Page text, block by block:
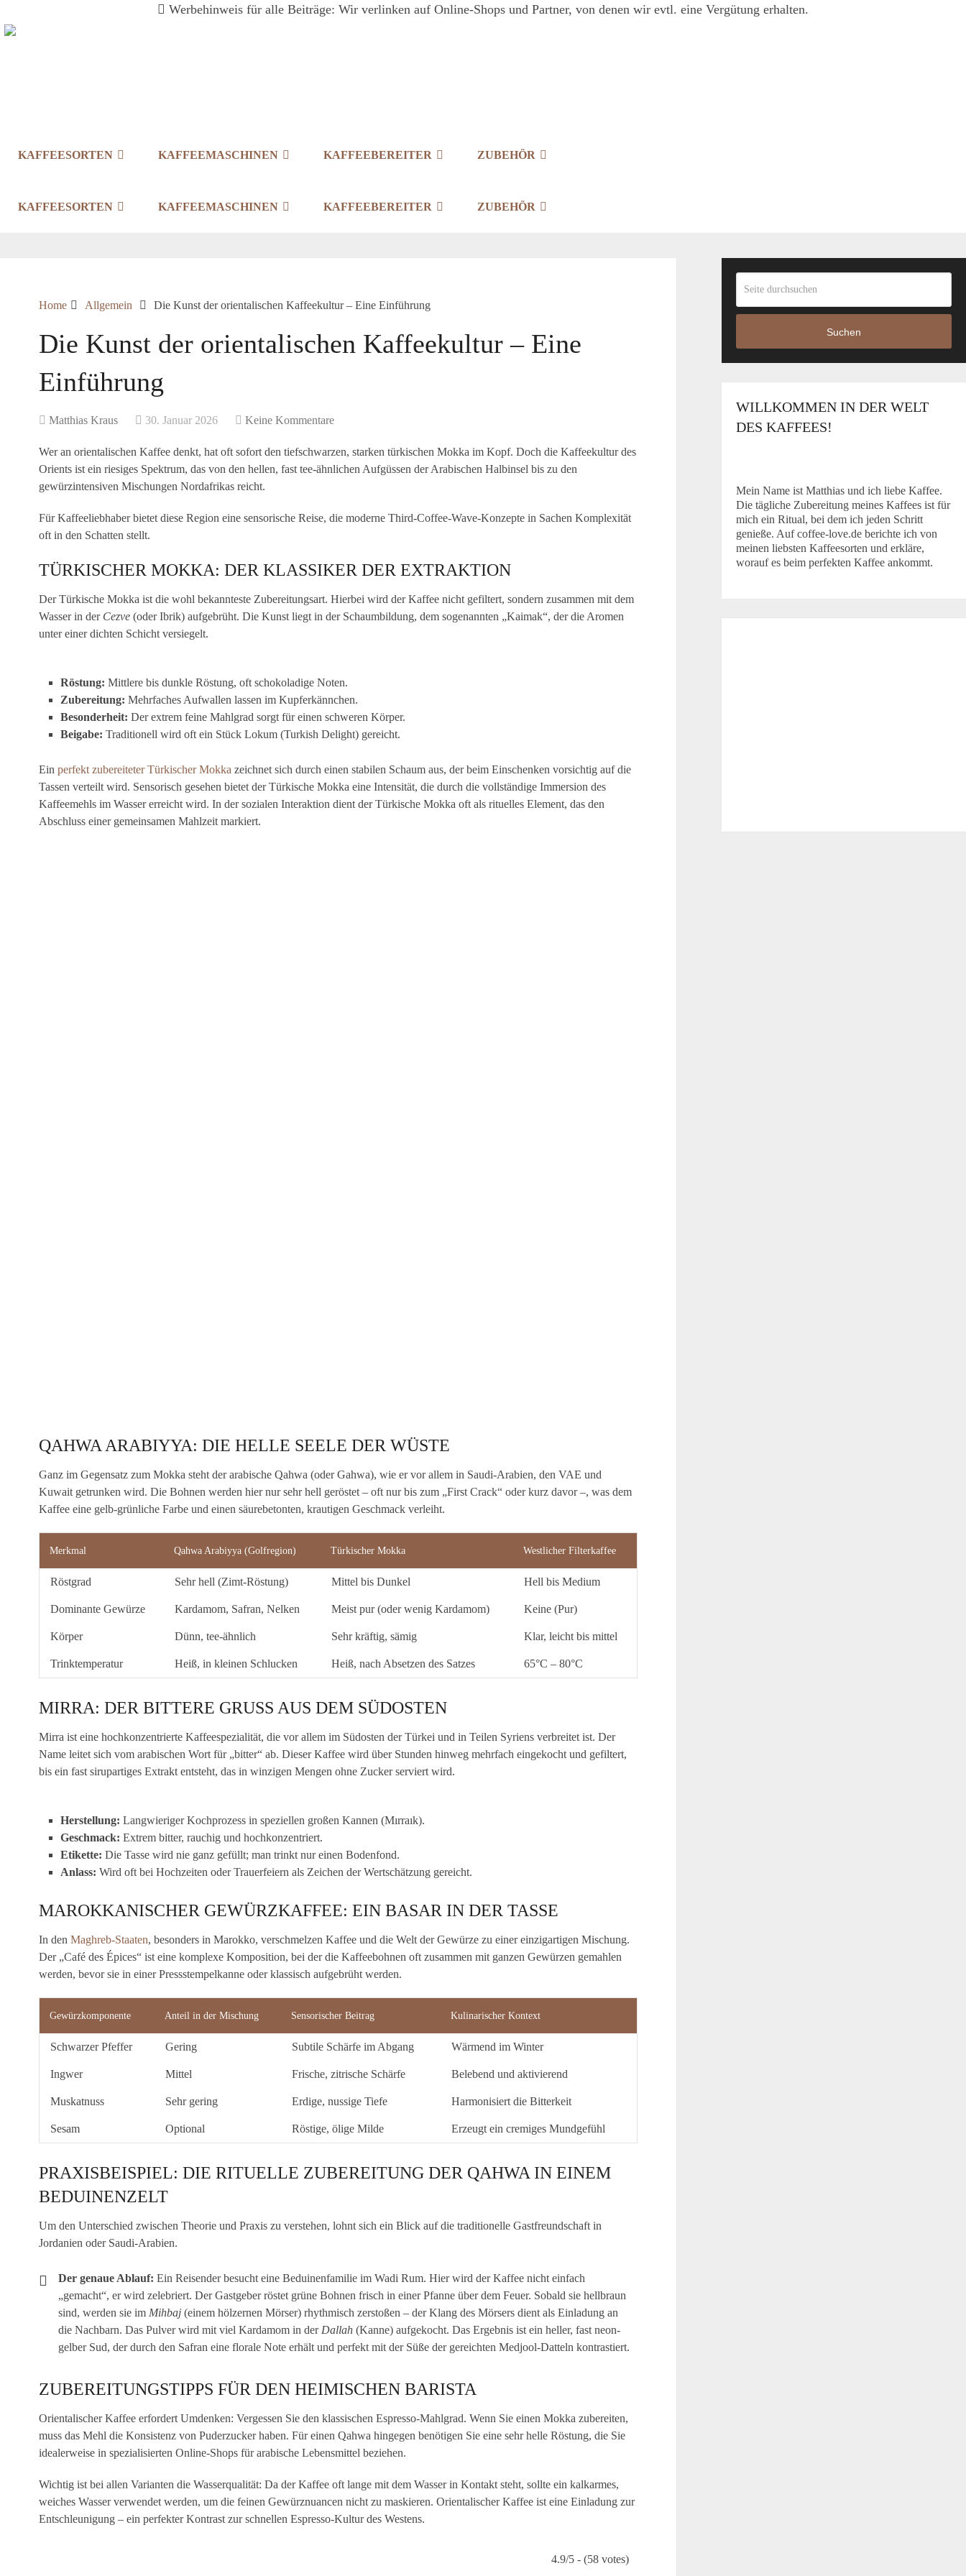
Werbehinweis für alle Beiträge: Wir verlinken auf Online-Shops und Partner, von denen wir evtl. eine Vergütung erhalten.
KAFFEESORTEN KAFFEEMASCHINEN KAFFEEBEREITER ZUBEHÖR
KAFFEESORTEN KAFFEEMASCHINEN KAFFEEBEREITER ZUBEHÖR
Home Allgemein Die Kunst der orientalischen Kaffeekultur – Eine Einführung
Die Kunst der orientalischen Kaffeekultur – Eine
Einführung
Matthias Kraus 30. Januar 2026 Keine Kommentare
Wer an orientalischen Kaffee denkt, hat oft sofort den tiefschwarzen, starken türkischen Mokka im Kopf. Doch die Kaffeekultur des
Orients ist ein riesiges Spektrum, das von den hellen, fast tee-ähnlichen Aufgüssen der Arabischen Halbinsel bis zu den
gewürzintensiven Mischungen Nordafrikas reicht.
Für Kaffeeliebhaber bietet diese Region eine sensorische Reise, die moderne Third-Coffee-Wave-Konzepte in Sachen Komplexität
oft in den Schatten stellt.
TÜRKISCHER MOKKA: DER KLASSIKER DER EXTRAKTION
Der Türkische Mokka ist die wohl bekannteste Zubereitungsart. Hierbei wird der Kaffee nicht gefiltert, sondern zusammen mit dem
Wasser in der Cezve(oder Ibrik) aufgebrüht. Die Kunst liegt in der Schaumbildung, dem sogenannten „Kaimak“, der die Aromen
unter einer dichten Schicht versiegelt.
Röstung: Mittlere bis dunkle Röstung, oft schokoladige Noten.
Zubereitung: Mehrfaches Aufwallen lassen im Kupferkännchen.
Besonderheit: Der extrem feine Mahlgrad sorgt für einen schweren Körper.
Beigabe: Traditionell wird oft ein Stück Lokum (Turkish Delight) gereicht.
Ein perfekt zubereiteter Türkischer Mokka zeichnet sich durch einen stabilen Schaum aus, der beim Einschenken vorsichtig auf die
Tassen verteilt wird. Sensorisch gesehen bietet der Türkische Mokka eine Intensität, die durch die vollständige Immersion des
Kaffeemehls im Wasser erreicht wird. In der sozialen Interaktion dient der Türkische Mokka oft als rituelles Element, das den
Abschluss einer gemeinsamen Mahlzeit markiert.
QAHWA ARABIYYA: DIE HELLE SEELE DER WÜSTE
Ganz im Gegensatz zum Mokka steht der arabische Qahwa (oder Gahwa), wie er vor allem in Saudi-Arabien, den VAE und
Kuwait getrunken wird. Die Bohnen werden hier nur sehr hell geröstet – oft nur bis zum „First Crack“ oder kurz davor –, was dem
Kaffee eine gelb-grünliche Farbe und einen säurebetonten, krautigen Geschmack verleiht.
Merkmal Qahwa Arabiyya (Golfregion) Türkischer Mokka Westlicher Filterkaffee
Röstgrad Sehr hell (Zimt-Röstung) Mittel bis Dunkel Hell bis Medium
Dominante Gewürze Kardamom, Safran, Nelken Meist pur (oder wenig Kardamom) Keine (Pur)
Körper Dünn, tee-ähnlich Sehr kräftig, sämig Klar, leicht bis mittel
Trinktemperatur Heiß, in kleinen Schlucken Heiß, nach Absetzen des Satzes 65°C – 80°C
MIRRA: DER BITTERE GRUSS AUS DEM SÜDOSTEN
Mirra ist eine hochkonzentrierte Kaffeespezialität, die vor allem im Südosten der Türkei und in Teilen Syriens verbreitet ist. Der
Name leitet sich vom arabischen Wort für „bitter“ ab. Dieser Kaffee wird über Stunden hinweg mehrfach eingekocht und gefiltert,
bis ein fast sirupartiges Extrakt entsteht, das in winzigen Mengen ohne Zucker serviert wird.
Herstellung: Langwieriger Kochprozess in speziellen großen Kannen (Mırraık).
Geschmack: Extrem bitter, rauchig und hochkonzentriert.
Etikette: Die Tasse wird nie ganz gefüllt; man trinkt nur einen Bodenfond.
Anlass: Wird oft bei Hochzeiten oder Trauerfeiern als Zeichen der Wertschätzung gereicht.
MAROKKANISCHER GEWÜRZKAFFEE: EIN BASAR IN DER TASSE
In den Maghreb-Staaten, besonders in Marokko, verschmelzen Kaffee und die Welt der Gewürze zu einer einzigartigen Mischung.
Der „Café des Épices“ ist eine komplexe Komposition, bei der die Kaffeebohnen oft zusammen mit ganzen Gewürzen gemahlen
werden, bevor sie in einer Pressstempelkanne oder klassisch aufgebrüht werden.
Gewürzkomponente Anteil in der Mischung Sensorischer Beitrag Kulinarischer Kontext
Schwarzer Pfeffer Gering Subtile Schärfe im Abgang Wärmend im Winter
Ingwer Mittel Frische, zitrische Schärfe Belebend und aktivierend
Muskatnuss Sehr gering Erdige, nussige Tiefe Harmonisiert die Bitterkeit
Sesam Optional Röstige, ölige Milde Erzeugt ein cremiges Mundgefühl
PRAXISBEISPIEL: DIE RITUELLE ZUBEREITUNG DER QAHWA IN EINEM
BEDUINENZELT
Um den Unterschied zwischen Theorie und Praxis zu verstehen, lohnt sich ein Blick auf die traditionelle Gastfreundschaft in
Jordanien oder Saudi-Arabien.
Der genaue Ablauf: Ein Reisender besucht eine Beduinenfamilie im Wadi Rum. Hier wird der Kaffee nicht einfach
„gemacht“, er wird zelebriert. Der Gastgeber röstet grüne Bohnen frisch in einer Pfanne über dem Feuer. Sobald sie hellbraun
sind, werden sie im Mihbaj(einem hölzernen Mörser) rhythmisch zerstoßen – der Klang des Mörsers dient als Einladung an
die Nachbarn. Das Pulver wird mit viel Kardamom in der Dallah(Kanne) aufgekocht. Das Ergebnis ist ein heller, fast neon-
gelber Sud, der durch den Safran eine florale Note erhält und perfekt mit der Süße der gereichten Medjool-Datteln kontrastiert.
ZUBEREITUNGSTIPPS FÜR DEN HEIMISCHEN BARISTA
Orientalischer Kaffee erfordert Umdenken: Vergessen Sie den klassischen Espresso-Mahlgrad. Wenn Sie einen Mokka zubereiten,
muss das Mehl die Konsistenz von Puderzucker haben. Für einen Qahwa hingegen benötigen Sie eine sehr helle Röstung, die Sie
idealerweise in spezialisierten Online-Shops für arabische Lebensmittel beziehen.
Wichtig ist bei allen Varianten die Wasserqualität: Da der Kaffee oft lange mit dem Wasser in Kontakt steht, sollte ein kalkarmes,
weiches Wasser verwendet werden, um die feinen Gewürznuancen nicht zu maskieren. Orientalischer Kaffee ist eine Einladung zur
Entschleunigung – ein perfekter Kontrast zur schnellen Espresso-Kultur des Westens.
4.9/5 - (58 votes)
Suchen
WILLKOMMEN IN DER WELT
DES KAFFEES!
Mein Name ist Matthias und ich liebe Kaffee.
Die tägliche Zubereitung meines Kaffees ist für
mich ein Ritual, bei dem ich jeden Schritt
genieße. Auf coffee-love.de berichte ich von
meinen liebsten Kaffeesorten und erkläre,
worauf es beim perfekten Kaffee ankommt.